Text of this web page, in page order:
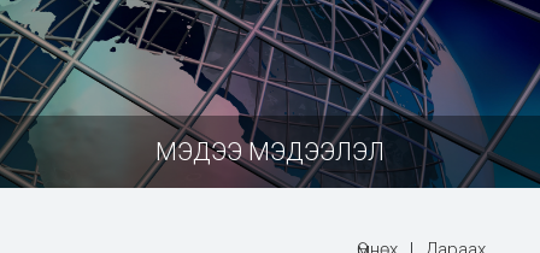
МЭДЭЭ МЭДЭЭЛЭЛ